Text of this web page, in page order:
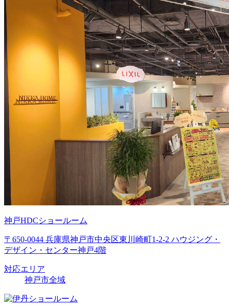
神戸HDCショールーム
〒650-0044 兵庫県神戸市中央区東川崎町1-2-2 ハウジング・
デザイン・センター神戸4階
対応エリア
神戸市全域